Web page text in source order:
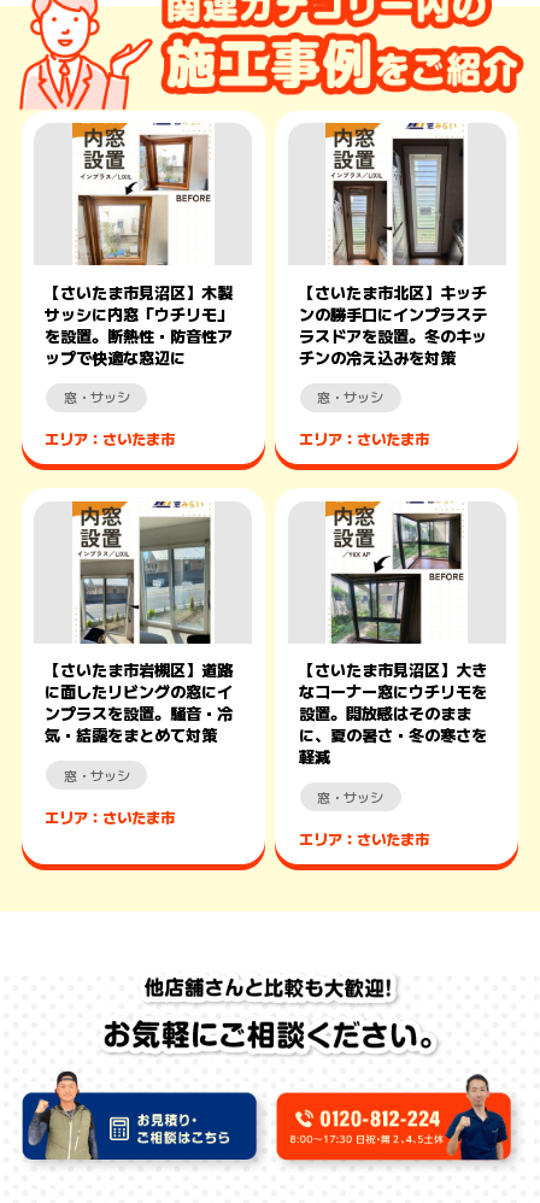
【さいたま市見沼区】木製
サッシに内窓「ウチリモ」
を設置。断熱性・防音性ア
ップで快適な窓辺に
窓・サッシ
エリア：さいたま市
【さいたま市北区】キッチ
ンの勝手口にインプラステ
ラスドアを設置。冬のキッ
チンの冷え込みを対策
窓・サッシ
エリア：さいたま市
【さいたま市岩槻区】道路
に面したリビングの窓にイ
ンプラスを設置。騒音・冷
気・結露をまとめて対策
窓・サッシ
エリア：さいたま市
【さいたま市見沼区】大き
なコーナー窓にウチリモを
設置。開放感はそのまま
に、夏の暑さ・冬の寒さを
軽減
窓・サッシ
エリア：さいたま市